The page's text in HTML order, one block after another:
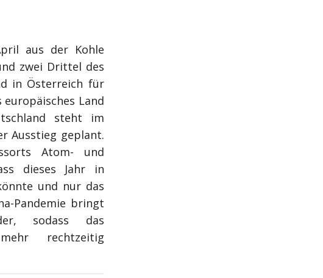
aus der Kohle
zwei Drittel des
in Österreich für
europäisches Land
steht im
Ausstieg geplant.
Atom- und
dieses Jahr in
und nur das
Pandemie bringt
sodass das
rechtzeitig